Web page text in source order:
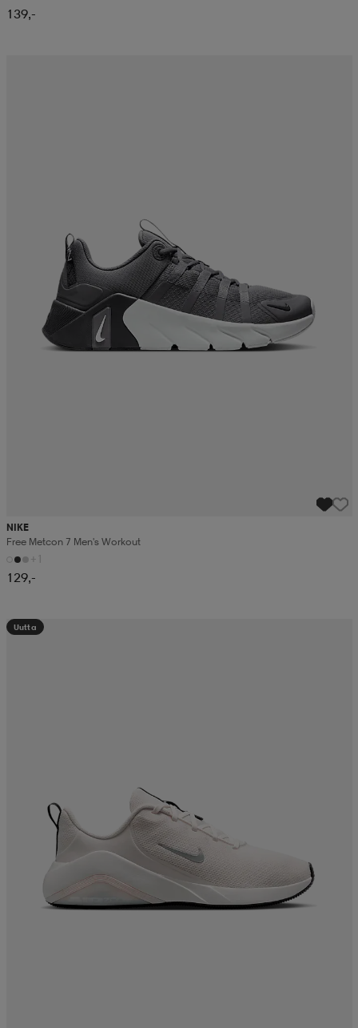
139,-
NIKE
Free Metcon 7 Men's Workout
+1
129,-
Uutta